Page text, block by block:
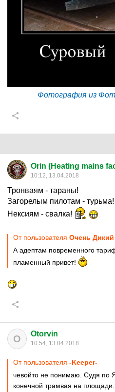
Фотография из
Orin (Heating mains
10:12, 13.04.2018
Тронваям - тараны!
Загорелым пилотам - турьма!
Нексиям - свалка!
От пользователя Очень
А адептам повременного
пламенный привет!
O Otorvin
10:54, 13.04.2018
От пользователя -Keeper-
чевойто не понимаю. Судя по
конечной трамвая на